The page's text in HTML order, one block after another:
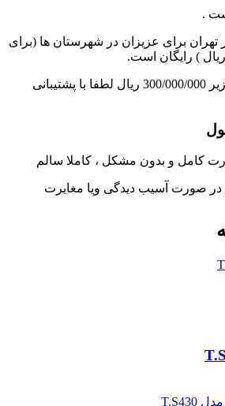
.
تهران برای عزیزان در شهرستان ها (برای
هزینه ارسال برای خرید زیر 300/000/000 ریال لطفا با پشتیبانی
کامل و بدون مشکل ، کاملا سالم
صورت آسیب دیدگی ویا مغایرت